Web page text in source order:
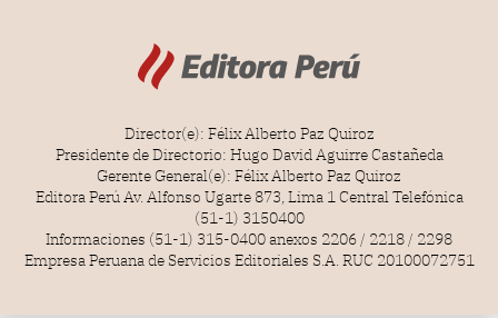
Director(e): Félix Alberto Paz Quiroz
Presidente de Directorio: Hugo David Aguirre Castañeda
Gerente General(e): Félix Alberto Paz Quiroz
Editora Perú Av. Alfonso Ugarte 873, Lima 1 Central Telefónica
(51-1) 3150400
Informaciones (51-1) 315-0400 anexos 2206 / 2218 / 2298
Empresa Peruana de Servicios Editoriales S.A. RUC 20100072751